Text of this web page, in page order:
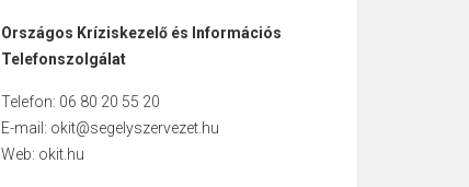
Országos Kríziskezelő és Információs
Telefonszolgálat
Telefon: 06 80 20 55 20
E-mail: okit@segelyszervezet.hu
Web: okit.hu